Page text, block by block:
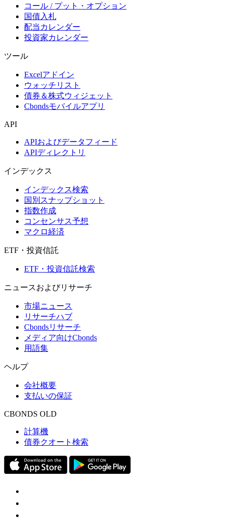
コール / プット・オプション
国債入札
配当カレンダー
投資家カレンダー
ツール
Excelアドイン
ウォッチリスト
債券＆株式ウィジェット
Cbondsモバイルアプリ
API
APIおよびデータフィード
APIディレクトリ
インデックス
インデックス検索
国別スナップショット
指数作成
コンセンサス予想
マクロ経済
ETF・投資信託
ETF・投資信託検索
ニュースおよびリサーチ
市場ニュース
リサーチハブ
Cbondsリサーチ
メディア向けCbonds
用語集
ヘルプ
会社概要
支払いの保証
CBONDS OLD
計算機
債券クオート検索